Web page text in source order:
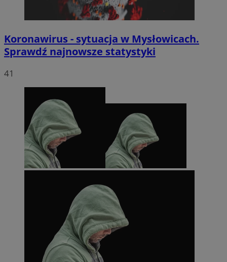
Koronawirus - sytuacja w Mysłowicach.
Sprawdź najnowsze statystyki
41